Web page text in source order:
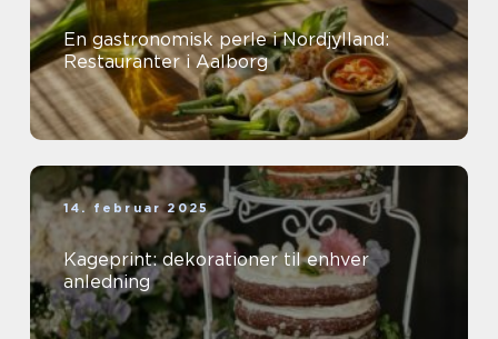
En gastronomisk perle i Nordjylland:
Restauranter i Aalborg
14. februar 2025
Kageprint: dekorationer til enhver
anledning